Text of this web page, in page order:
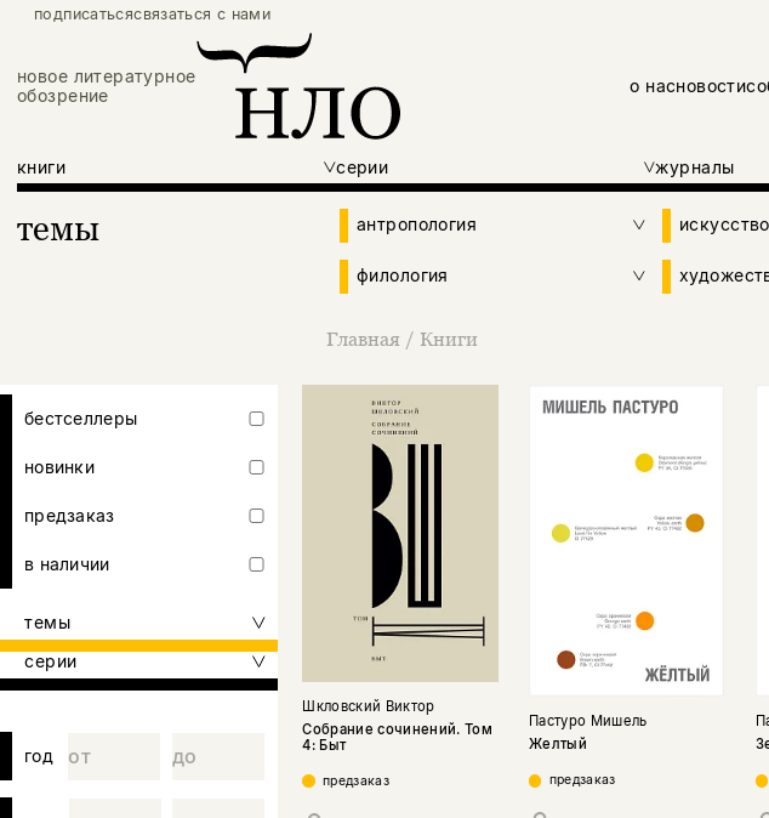
подписатьсясвязаться с нами
новое литературное
обозрение
о насновости
книги серии журналы
темы антропология искусство
филология
Главная / Книги
бестселлеры
новинки
предзаказ
в наличии
темы
серии
год
Шкловский Виктор
Собрание сочинений. Том
4: Быт
предзаказ
Пастуро Мишель
Желтый
предзаказ